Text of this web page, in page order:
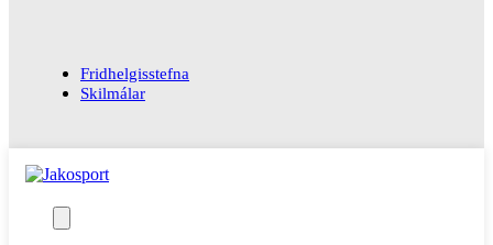
Fridhelgisstefna
Skilmálar